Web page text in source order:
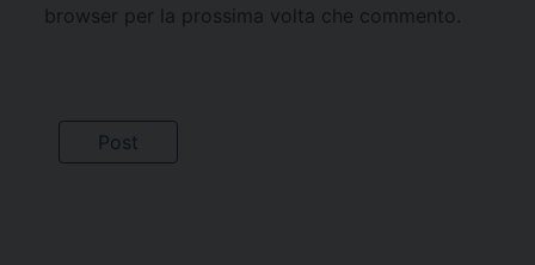
browser per la prossima volta che commento.